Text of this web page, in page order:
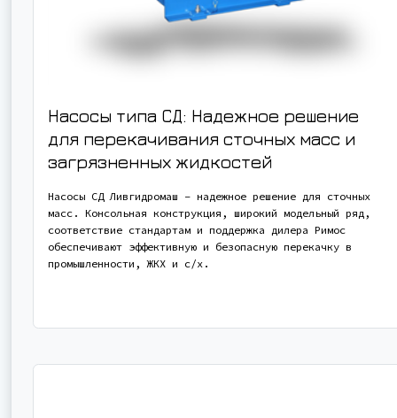
Насосы типа СД: Надежное решение
для перекачивания сточных масс и
загрязненных жидкостей
Насосы СД Ливгидромаш – надежное решение для сточных
масс. Консольная конструкция, широкий модельный ряд,
соответствие стандартам и поддержка дилера Римос
обеспечивают эффективную и безопасную перекачку в
промышленности, ЖКХ и с/х.